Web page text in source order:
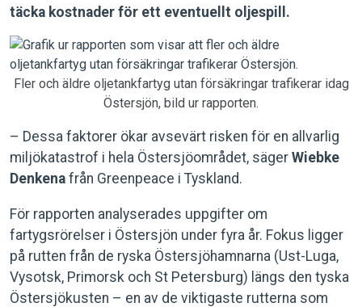
täcka kostnader för ett eventuellt oljespill.
Fler och äldre oljetankfartyg utan försäkringar trafikerar idag
Östersjön, bild ur rapporten.
– Dessa faktorer ökar avsevärt risken för en allvarlig
miljökatastrof i hela Östersjöområdet, säger Wiebke
Denkena från Greenpeace i Tyskland.
För rapporten analyserades uppgifter om
fartygsrörelser i Östersjön under fyra år. Fokus ligger
på rutten från de ryska Östersjöhamnarna (Ust-Luga,
Vysotsk, Primorsk och St Petersburg) längs den tyska
Östersjökusten – en av de viktigaste rutterna som